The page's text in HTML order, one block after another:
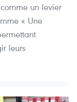
un levier
« Une
leurs